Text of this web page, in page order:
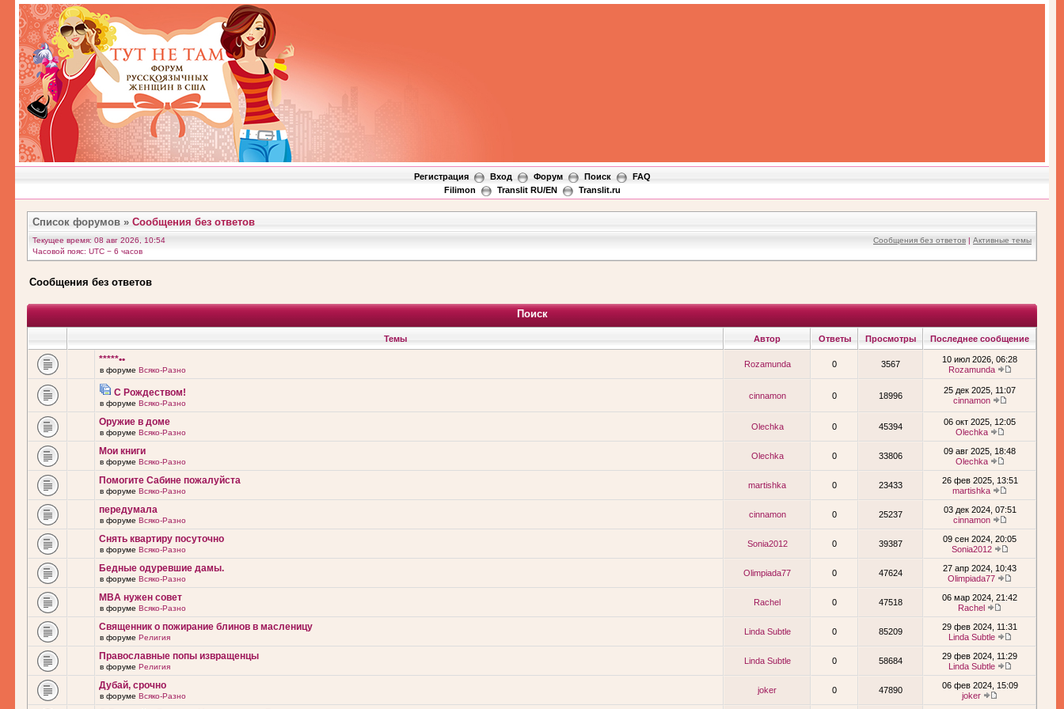
Регистрация Вход Форум Поиск
FAQ
Filimon
Translit RU/EN Translit.ru
Список форумов » Сообщения без ответов
Текущее время: 08 авг 2026, 10:54
Часовой пояс: UTC − 6 часов
Сообщения без ответов | Активные темы
Сообщения без ответов
Поиск
Темы Автор Ответы Просмотры Последнее сообщение
*****••
в форуме Всяко-Разно
Rozamunda 0 3567
10 июл 2026, 06:28
Rozamunda
С Рождеством!
в форуме Всяко-Разно
cinnamon 0 18996
25 дек 2025, 11:07
cinnamon
Оружие в доме
в форуме Всяко-Разно
Olechka 0 45394
06 окт 2025, 12:05
Olechka
Мои книги
в форуме Всяко-Разно
Olechka 0 33806
09 авг 2025, 18:48
Olechka
Помогите Сабине пожалуйста
в форуме Всяко-Разно
martishka 0 23433
26 фев 2025, 13:51
martishka
передумала
в форуме Всяко-Разно
cinnamon 0 25237
03 дек 2024, 07:51
cinnamon
Снять квартиру посуточно
в форуме Всяко-Разно
Sonia2012 0 39387
09 сен 2024, 20:05
Sonia2012
Бедные одуревшие дамы.
в форуме Всяко-Разно
Olimpiada77 0 47624
27 апр 2024, 10:43
Olimpiada77
MBA нужен совет
в форуме Всяко-Разно
Rachel 0 47518
06 мар 2024, 21:42
Rachel
Священник о пожирание блинов в масленицу
в форуме Религия
Linda Subtle 0 85209
29 фев 2024, 11:31
Linda Subtle
Православные попы извращенцы
в форуме Религия
Linda Subtle 0 58684
29 фев 2024, 11:29
Linda Subtle
Дубай, срочно
в форуме Всяко-Разно
joker 0 47890
06 фев 2024, 15:09
joker